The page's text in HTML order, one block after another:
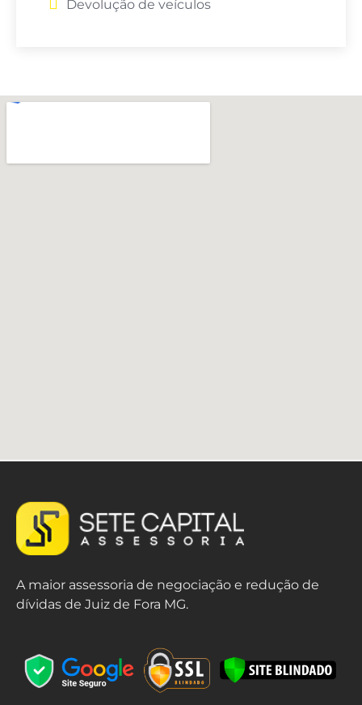
Devolução de veículos
A maior assessoria de negociação e redução de
dívidas de Juiz de Fora MG.